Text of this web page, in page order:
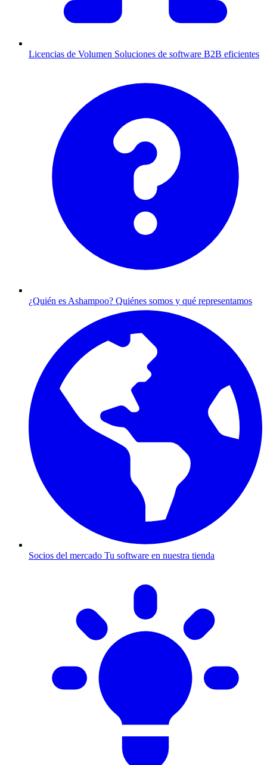
Licencias de Volumen Soluciones de software B2B eficientes
¿Quién es Ashampoo? Quiénes somos y qué representamos
Socios del mercado Tu software en nuestra tienda